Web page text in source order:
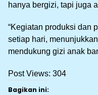
hanya bergizi, tapi juga
“Kegiatan produksi dan
setiap hari,
mendukung gizi anak
Post Views: 304
Bagikan ini: